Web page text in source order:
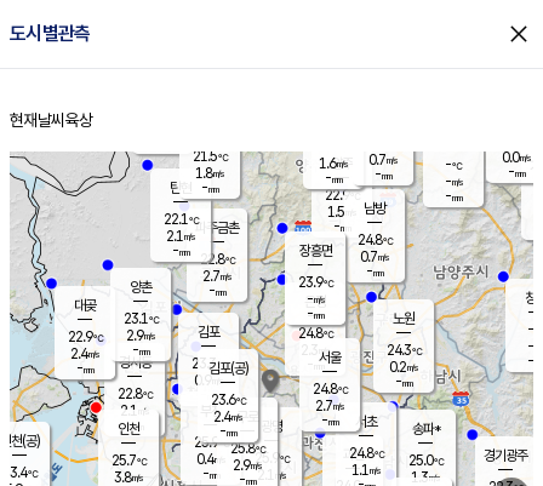
도시별관측 close
홈
현재날씨 육상
양주
22.9℃
1.5
-mm
과천
경기광주
경서동
22.8℃
2.1 m/s
-mm
파주금촌
22.8℃
2.7m/s
-mm
-℃
-m/s
-mm
대곶
22.9℃
2.4m/s
-mm
창
-
-m/
-
탄현
22.1℃
2.1 m/s
-mm
0.0m/s
-mm
김포
23.3℃
0.9 m/s
mm
광명
25.9 ℃
2.1 m/s
부천
25.9℃
0.4m/s
-mm
양촌
23.1℃
2.9m/s
-mm
구로
25.8℃
2.9m/s
-mm
은평
24.8℃
2.3 m/s
- mm
노원
24.3℃
0.2m/s
-mm
송파*
25.0℃
1.3m/s
서초
24.8℃
1.1 m/s
남방
24.8℃
0.7m/s
-mm
장흥면
23.9℃
-m/s
-mm
1.6m/s
-mm
인천(공)
23.4℃
김포(공)
23.6℃
2.4m/s
-mm
인천
25.7℃
3.8m/s
서울
24.8℃
2.7m/s
-mm
21.5℃
1.8m/s
-mm
0.7m/s
-mm